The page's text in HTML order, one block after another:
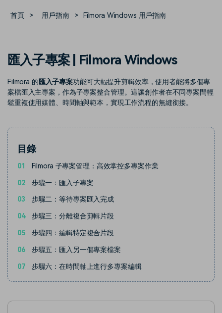
支援
速生成相似風格影片
100 點兌積分
部落格
幫助中心
聯絡我們
我們隨時為您提供協助
案例分享
如何用 Filmora 做出影響力
聯盟計劃 企業服務
立即購買 登入
搜尋
首頁 > 用戶指南 > Filmora Windows 用戶指南
匯入子專案 | Filmora Windows
Filmora 的匯入子專案功能可大幅提升剪輯效率，使用者能將多個專
案檔匯入主專案，作為子專案整合管理。這讓創作者在不同專案間輕
鬆重複使用媒體、時間軸與範本，實現工作流程的無縫銜接。
目錄
01 Filmora 子專案管理：高效掌控多專案作業
02 步驟一：匯入子專案
03 步驟二：等待專案匯入完成
04 步驟三：分離複合剪輯片段
05 步驟四：編輯特定複合片段
06 步驟五：匯入另一個專案檔案
07 步驟六：在時間軸上進行多專案編輯